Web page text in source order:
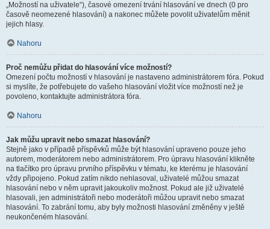
„Možností na uživatele“), časové omezení trvání hlasování ve dnech (0 pro
časově neomezené hlasování) a nakonec můžete povolit uživatelům měnit
jejich hlasy.
Nahoru
Proč nemůžu přidat do hlasování více možností?
Omezení počtu možností v hlasování je nastaveno administrátorem fóra. Pokud
si myslíte, že potřebujete do vašeho hlasování vložit více možností než je
povoleno, kontaktujte administrátora fóra.
Nahoru
Jak můžu upravit nebo smazat hlasování?
Stejně jako v případě příspěvků může být hlasování upraveno pouze jeho
autorem, moderátorem nebo administrátorem. Pro úpravu hlasování klikněte
na tlačítko pro úpravu prvního příspěvku v tématu, ke kterému je hlasování
vždy připojeno. Pokud zatím nikdo nehlasoval, uživatelé můžou smazat
hlasování nebo v něm upravit jakoukoliv možnost. Pokud ale již uživatelé
hlasovali, jen administrátoři nebo moderátoři můžou upravit nebo smazat
hlasování. To zabrání tomu, aby byly možnosti hlasování změněny v ještě
neukončeném hlasování.